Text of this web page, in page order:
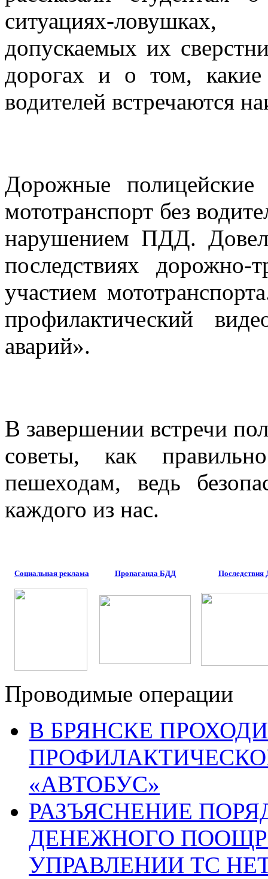
ситуациях-
допускаемых их
дорогах и о том,
водителей встречаются
Дорожные полицейские
мототранспорт без
нарушением ПДД.
последствиях дорожно-
участием
профилактический
аварий».
В завершении встречи
советы, как
пешеходам, ведь
каждого из нас.
Социальная реклама Пропаганда БДД
Проводимые операции
В БРЯНСКЕ
«АВТОБУС»
РАЗЪЯСНЕНИЕ
ДЕНЕЖНОГО
УПРАВЛЕНИИ ТС